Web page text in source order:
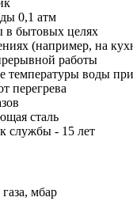
0,1 атм
в бытовых целях
(например, на
работы
температуры воды
перегрева
сталь
службы - 15 лет
мбар